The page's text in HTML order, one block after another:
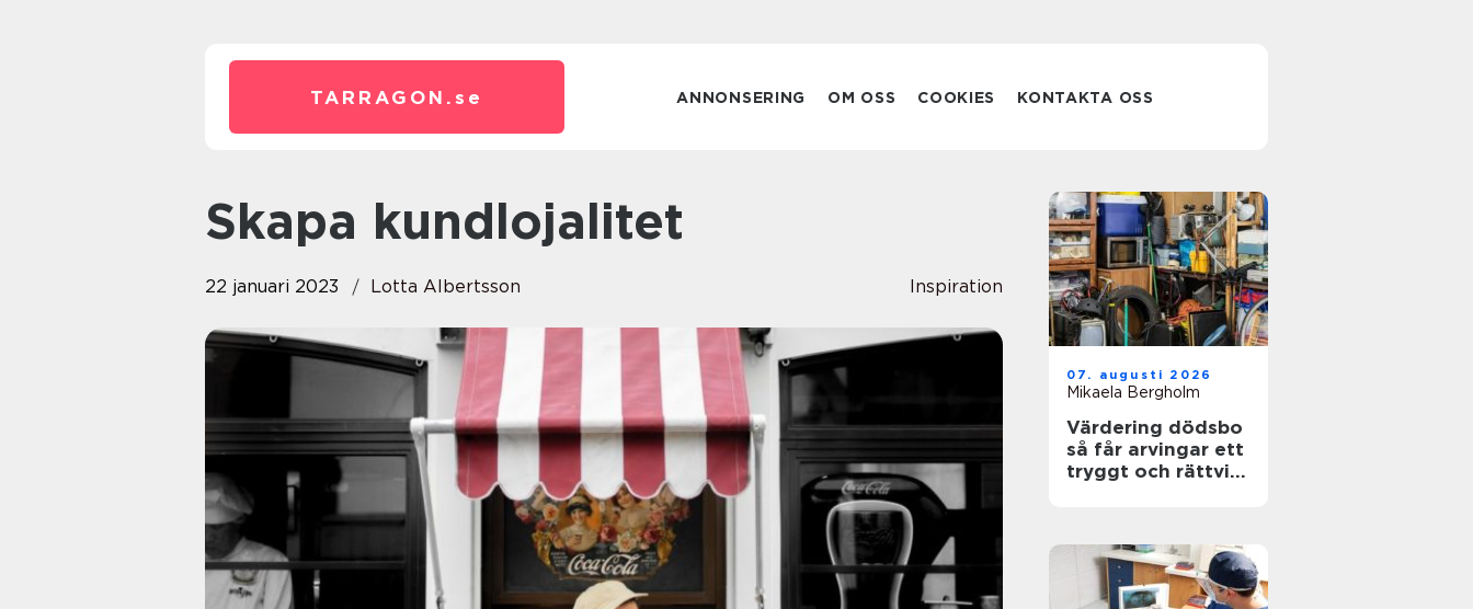
TARRAGON. se ANNONSERING OM OSS COOKIES KONTAKTA OSS
Skapa kundlojalitet
22 januari 2023 Lotta Albertsson Inspiration
07. augusti 2026
Mikaela Bergholm
Värdering dödsbo
så får arvingar ett
tryggt och rättvist